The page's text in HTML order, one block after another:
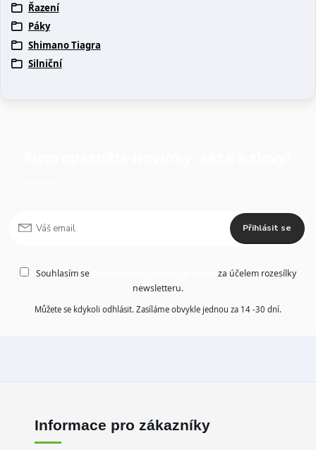
Řazení
Páky
Shimano Tiagra
Silniční
Přihlásit se
Souhlasím se
za účelem rozesílky
newsletteru.
Můžete se kdykoli odhlásit. Zasíláme obvykle jednou za 14 -30 dní.
Informace pro zákazníky